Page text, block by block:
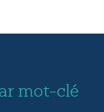
mot-clé